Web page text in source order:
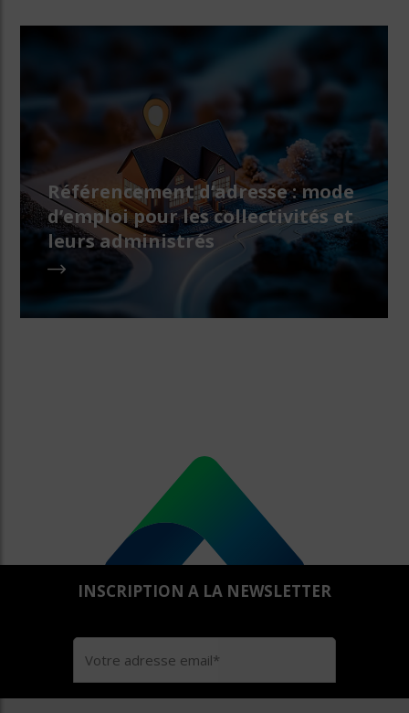
Référencement d’adresse : mode
d’emploi pour les collectivités et
leurs administrés
INSCRIPTION A LA NEWSLETTER